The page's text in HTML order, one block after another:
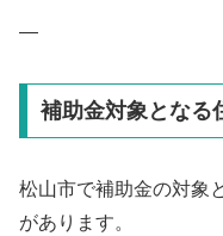
—
補助金対象となる
松山市で補助金の対象
があります。